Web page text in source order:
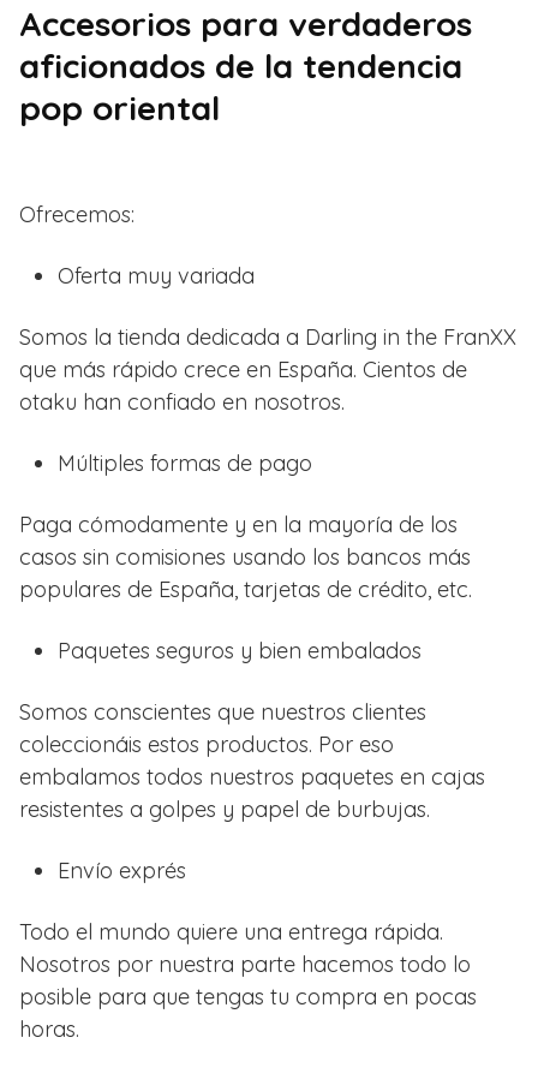
Accesorios para verdaderos
aficionados de la tendencia
pop oriental
Ofrecemos:
Oferta muy variada
Somos la tienda dedicada a Darling in the FranXX
que más rápido crece en España. Cientos de
otaku han confiado en nosotros.
Múltiples formas de pago
Paga cómodamente y en la mayoría de los
casos sin comisiones usando los bancos más
populares de España, tarjetas de crédito, etc.
Paquetes seguros y bien embalados
Somos conscientes que nuestros clientes
coleccionáis estos productos. Por eso
embalamos todos nuestros paquetes en cajas
resistentes a golpes y papel de burbujas.
Envío exprés
Todo el mundo quiere una entrega rápida.
Nosotros por nuestra parte hacemos todo lo
posible para que tengas tu compra en pocas
horas.